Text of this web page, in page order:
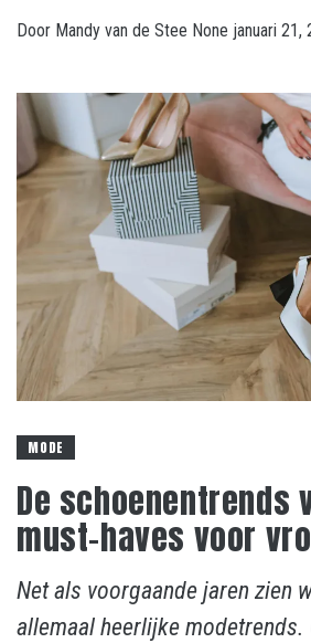
Door Mandy van de Stee None januari 21,
MODE
De schoenentrends
must-haves voor
Net als voorgaande jaren zien
allemaal heerlijke modetrends.